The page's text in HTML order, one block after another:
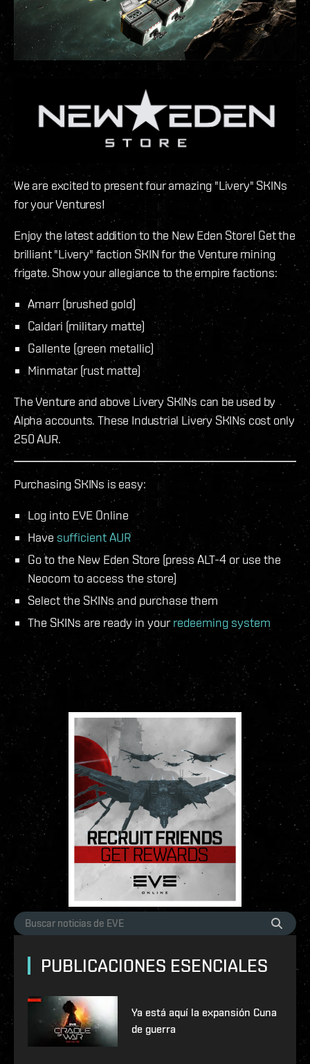
We are excited to present four amazing "Livery" SKINs
for your Ventures!
Enjoy the latest addition to the New Eden Store! Get the
brilliant "Livery" faction SKIN for the Venture mining
frigate. Show your allegiance to the empire factions:
Amarr (brushed gold)
Caldari (military matte)
Gallente (green metallic)
Minmatar (rust matte)
The Venture and above Livery SKINs can be used by
Alpha accounts. These Industrial Livery SKINs cost only
250 AUR.
Purchasing SKINs is easy:
Log into EVE Online
Have sufficient AUR
Go to the New Eden Store (press ALT-4 or use the
Neocom to access the store)
Select the SKINs and purchase them
The SKINs are ready in yourredeeming system
PUBLICACIONES ESENCIALES
Ya está aquí la expansión Cuna
de guerra